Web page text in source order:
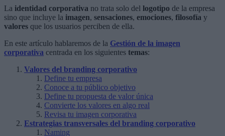
La identidad corporativa no trata solo del logotipo de la empresa
sino que incluye la imagen, sensaciones, emociones, filosofía y
valores que los usuarios perciben de ella.
En este artículo hablaremos de la Gestión de la imagen
corporativa centrada en los siguientes temas:
Valores del branding corporativo
Define tu empresa
Conoce a tu público objetivo
Define tu propuesta de valor única
Convierte los valores en algo real
Revisa tu imagen corporativa
Estrategias transversales del branding corporativo
Naming